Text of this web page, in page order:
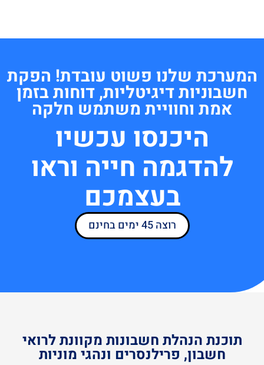
המערכת שלנו פשוט עובדת! הפקת
חשבוניות דיגיטליות, דוחות בזמן
אמת וחוויית משתמש חלקה
היכנסו עכשיו
להדגמה חייה וראו
בעצמכם
רוצה 45 ימים בחינם
תוכנת הנהלת חשבונות מקוונת לרואי
חשבון, פרילנסרים ונהגי מוניות